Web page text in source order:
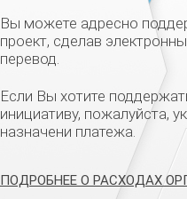
Вы можете адресно
проект, сделав
перевод.
Если Вы хотите
инициативу, пожалуйста,
назначени платежа.
ПОДРОБНЕЕ О РАСХОДАХ